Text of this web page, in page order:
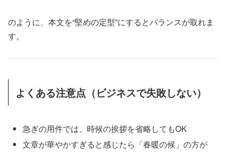
のように、本文を“堅めの定型”にするとバランスが取れま
す。
よくある注意点（ビジネスで失敗しない）
急ぎの用件では、時候の挨拶を省略してもOK
文章が華やかすぎると感じたら「春暖の候」の方が